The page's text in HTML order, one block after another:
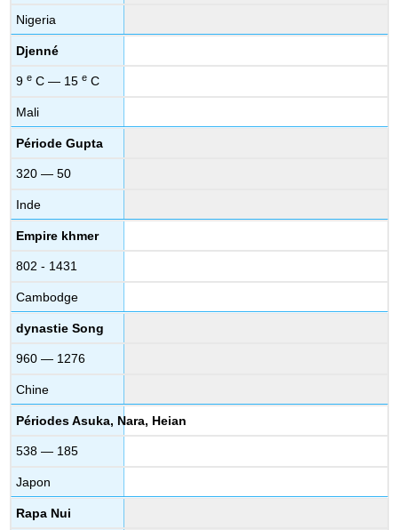
Nigeria
Djenné
9e C — 15e C
Mali
Période Gupta
320 — 50
Inde
Empire khmer
802 - 1431
Cambodge
dynastie Song
960 — 1276
Chine
Périodes Asuka, Nara, Heian
538 — 185
Japon
Rapa Nui